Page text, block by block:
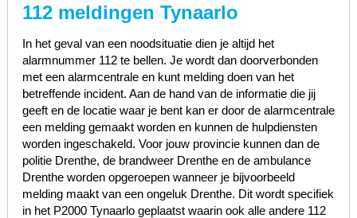
112 meldingen Tynaarlo
In het geval van een noodsituatie dien je altijd het
alarmnummer 112 te bellen. Je wordt dan doorverbonden
met een alarmcentrale en kunt melding doen van het
betreffende incident. Aan de hand van de informatie die jij
geeft en de locatie waar je bent kan er door de alarmcentrale
een melding gemaakt worden en kunnen de hulpdiensten
worden ingeschakeld. Voor jouw provincie kunnen dan de
politie Drenthe, de brandweer Drenthe en de ambulance
Drenthe worden opgeroepen wanneer je bijvoorbeeld
melding maakt van een ongeluk Drenthe. Dit wordt specifiek
in het P2000 Tynaarlo geplaatst waarin ook alle andere 112